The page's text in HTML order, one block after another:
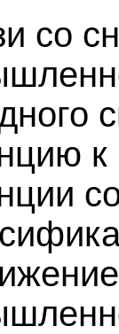
со